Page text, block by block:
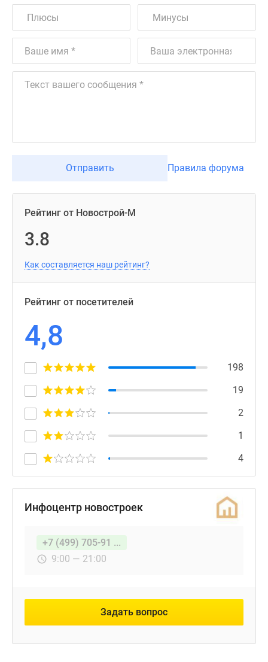
Отправить Правила форума
Рейтинг от Новострой-М
3.8
Как составляется наш рейтинг?
Рейтинг от посетителей
4,8
198
19
2
1
4
Инфоцентр новостроек
+7 (499) 705-91 ...
9:00 — 21:00
Задать вопрос